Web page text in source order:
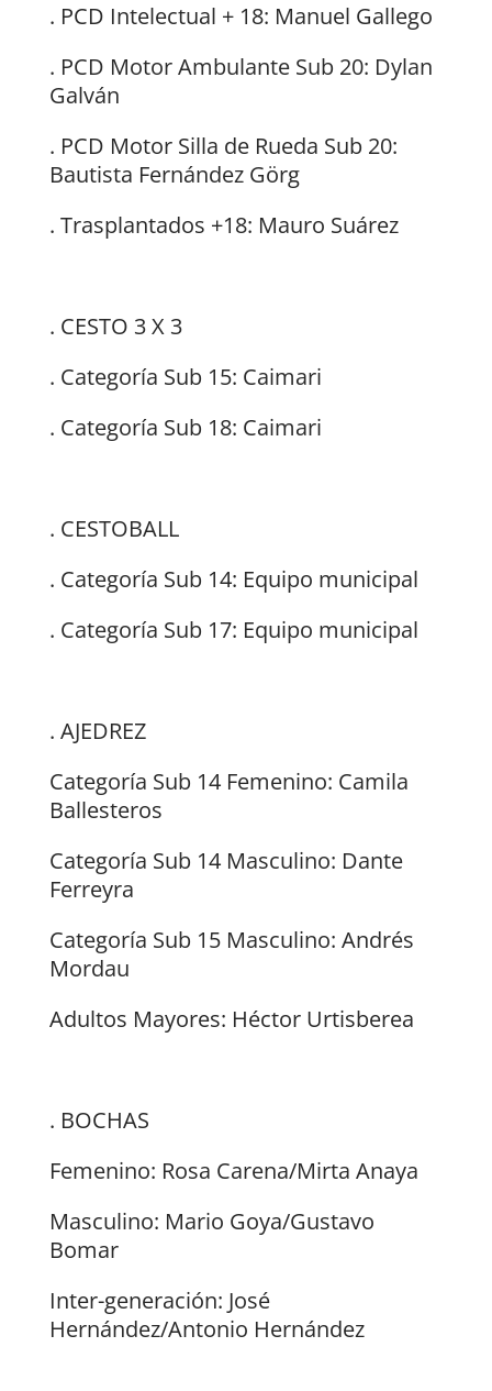
. PCD Intelectual + 18: Manuel Gallego
. PCD Motor Ambulante Sub 20: Dylan
Galván
. PCD Motor Silla de Rueda Sub 20:
Bautista Fernández Görg
. Trasplantados +18: Mauro Suárez
. CESTO 3 X 3
. Categoría Sub 15: Caimari
. Categoría Sub 18: Caimari
. CESTOBALL
. Categoría Sub 14: Equipo municipal
. Categoría Sub 17: Equipo municipal
. AJEDREZ
Categoría Sub 14 Femenino: Camila
Ballesteros
Categoría Sub 14 Masculino: Dante
Ferreyra
Categoría Sub 15 Masculino: Andrés
Mordau
Adultos Mayores: Héctor Urtisberea
. BOCHAS
Femenino: Rosa Carena/Mirta Anaya
Masculino: Mario Goya/Gustavo
Bomar
Inter-generación: José
Hernández/Antonio Hernández